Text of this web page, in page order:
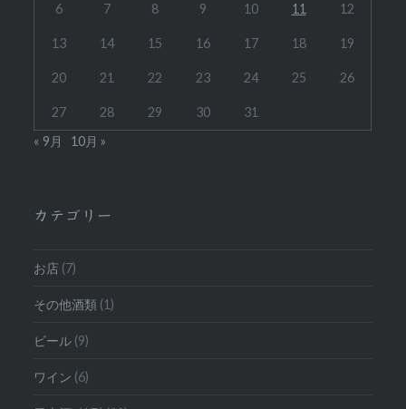
6 7 8 9 10 11 12
13 14 15 16 17 18 19
20 21 22 23 24 25 26
27 28 29 30
31
« 9月
10月 »
カテゴリー
お店 (7)
その他酒類 (1)
ビール (9)
ワイン (6)